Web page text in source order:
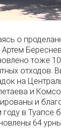
о
Артем
тоже
отходов.
на
и
и
в Туапсе
64 урны.